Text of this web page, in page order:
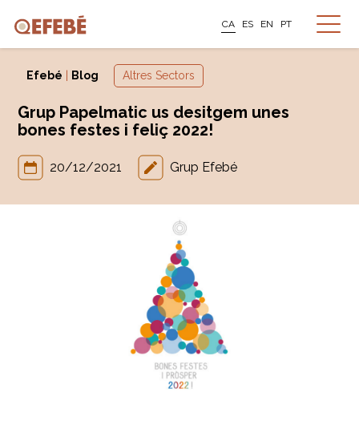
CA ES EN PT
Efebé Blog Altres Sectors
Grup Papelmatic us desitgem unes
bones festes i feliç 2022!
20/12/2021 Grup Efebé